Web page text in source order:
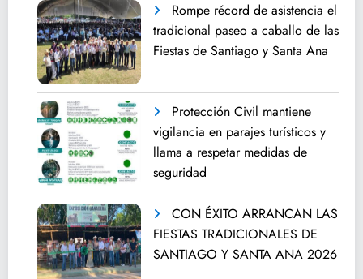
Rompe récord de asistencia el
tradicional paseo a caballo de las
Fiestas de Santiago y Santa Ana
Protección Civil mantiene
vigilancia en parajes turísticos y
llama a respetar medidas de
seguridad
CON ÉXITO ARRANCAN LAS
FIESTAS TRADICIONALES DE
SANTIAGO Y SANTA ANA 2026